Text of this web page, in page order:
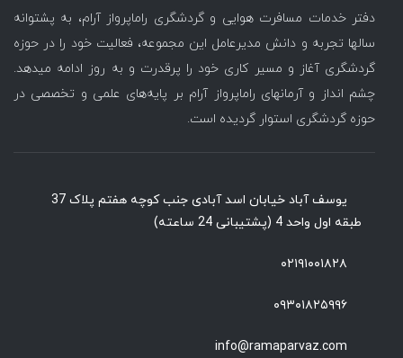
دفتر خدمات مسافرت هوایی و گردشگری راماپرواز آرام، به پشتوانه
سالها تجربه و دانش مدیرعامل این مجموعه، فعالیت خود را در حوزه
گردشگری آغاز و مسیر کاری خود را پرقدرت و به روز ادامه میدهد.
چشم انداز و آرمانهای راماپرواز آرام بر پایه‌های علمی و تخصصی در
حوزه گردشگری استوار گردیده است.
یوسف آباد خیابان اسد آبادی جنب کوچه هفتم پلاک 37
طبقه اول واحد 4 (پشتیبانی 24 ساعته)
۰۲۱۹۱۰۰۱۸۲۸
۰۹۳۰۱۸۲۵۹۹۶
info@ramaparvaz.com